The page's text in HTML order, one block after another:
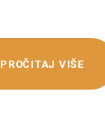
PROČITAJ VIŠE